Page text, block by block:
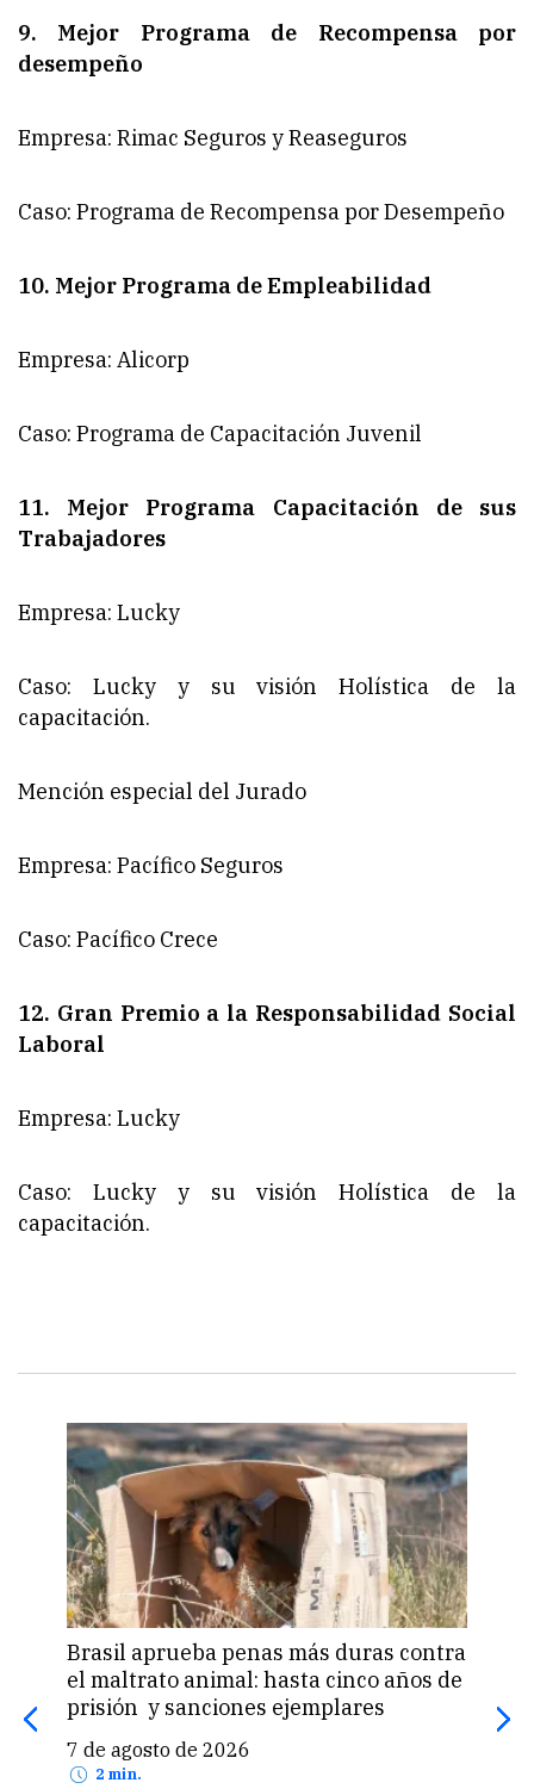
9. Mejor Programa de Recompensa por
desempeño
Empresa: Rimac Seguros y Reaseguros
Caso: Programa de Recompensa por Desempeño
10. Mejor Programa de Empleabilidad
Empresa: Alicorp
Caso: Programa de Capacitación Juvenil
11. Mejor Programa Capacitación de sus
Trabajadores
Empresa: Lucky
Caso: Lucky y su visión Holística de la
capacitación.
Mención especial del Jurado
Empresa: Pacífico Seguros
Caso: Pacífico Crece
12. Gran Premio a la Responsabilidad Social
Laboral
Empresa: Lucky
Caso: Lucky y su visión Holística de la
capacitación.
Brasil aprueba penas más duras contra
el maltrato animal: hasta cinco años de
prisión y sanciones ejemplares
7 de agosto de 2026
2 min.